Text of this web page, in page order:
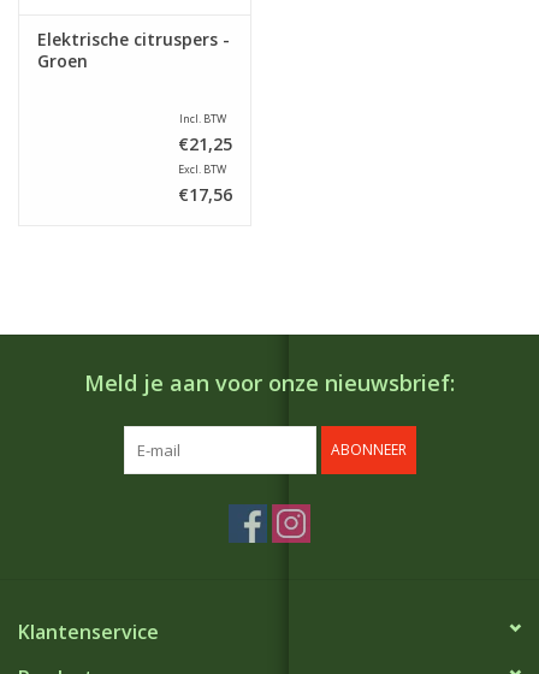
Elektrische citruspers -
Groen
Incl. BTW
€21,25
Excl. BTW
€17,56
Meld je aan voor onze nieuwsbrief:
ABONNEER
Klantenservice